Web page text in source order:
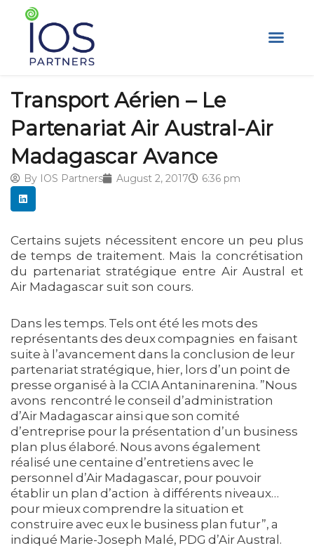
Transport Aérien – Le
Partenariat Air Austral-Air
Madagascar Avance
By IOS Partners August 2, 2017 6:36 pm
Certains sujets nécessitent encore un peu plus
de temps de traitement. Mais la concrétisation
du partenariat stratégique entre Air Austral et
Air Madagascar suit son cours.
Dans les temps. Tels ont été les mots des
représentants des deux compagnies en faisant
suite à l’avancement dans la conclusion de leur
partenariat stratégique, hier, lors d’un point de
presse organisé à la CCIA Antani­narenina. ”Nous
avons rencontré le conseil d’administration
d’Air Madagascar ainsi que son comité
d’entreprise pour la présentation d’un business
plan plus élaboré. Nous avons également
réalisé une centaine d’entretiens avec le
personnel d’Air Madagascar, pour pouvoir
établir un plan d’action à différents niveaux…
pour mieux comprendre la situation et
construire avec eux le business plan futur”, a
indiqué Marie-Joseph Malé, PDG d’Air Austral.